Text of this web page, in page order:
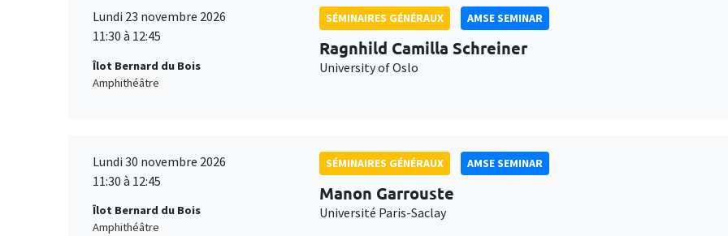
Lundi 23 novembre 2026
11:30 à 12:45
Îlot Bernard du Bois
Amphithéâtre
SÉMINAIRES GÉNÉRAUX AMSE SEMINAR
Ragnhild Camilla Schreiner
University of Oslo
Lundi 30 novembre 2026
11:30 à 12:45
Îlot Bernard du Bois
Amphithéâtre
SÉMINAIRES GÉNÉRAUX AMSE SEMINAR
Manon Garrouste
Université Paris-Saclay